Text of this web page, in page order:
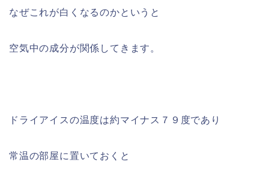
なぜこれが白くなるのかというと
空気中の成分が関係してきます。
ドライアイスの温度は約マイナス７９度であり
常温の部屋に置いておくと